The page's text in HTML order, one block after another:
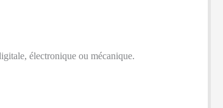
électronique ou mécanique.